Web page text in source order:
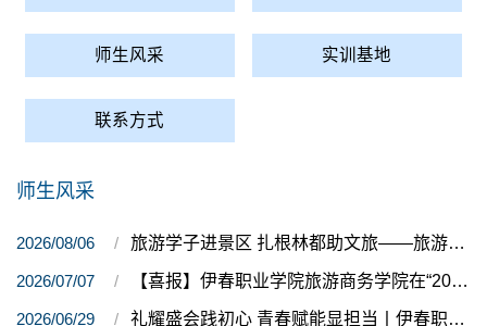
师生风采 实训基地
联系方式
师生风采
2026/08/06 旅游学子进景区 扎根林都助文旅——旅游学子走进九峰山养心谷开展暑期社会实践
2026/07/07 【喜报】伊春职业学院旅游商务学院在“2026第十届一带一路暨金砖国家技能发展与技术创新大赛”选拔赛中喜获佳绩
2026/06/29 礼耀盛会践初心 青春赋能显担当丨伊春职业学院师生圆满完成全市“两优一先”表彰大会礼仪保障服务